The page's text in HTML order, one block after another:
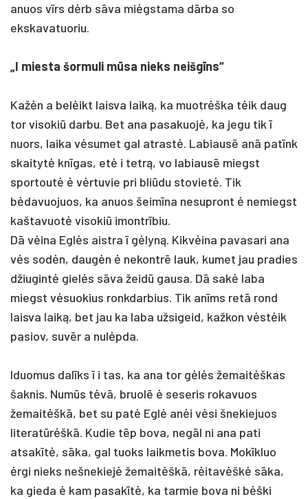
anuos vīrs dėrb sāva miėgstama dārba so
ekskavatuoriu.
„I miesta šormuli mūsa nieks neišgīns“
Kažėn a belėikt laisva laiką, ka muotrėška tėik daug
tor visokiū darbu. Bet ana pasakuojė, ka jegu tik ī
nuors, laika vėsumet gal atrastė. Labiausē anā patīnk
skaitytė knīgas, etė i tetrą, vo labiausē miegst
sportoutė ė vėrtuvie pri bliūdu stovietė. Tik
bėdavuojuos, ka anuos šeimīna nesupront ė nemiegst
kaštavuotė visokiū imontrībiu.
Dā vėina Eglės aistra ī gėlyną. Kikvėina pavasari ana
vės sodėn, daugėn ė nekontrē lauk, kumet jau pradies
džiugintė gielės sāva žeidū gausa. Dā sakė laba
miegst vėsuokius ronkdarbius. Tik anīms retā rond
laisva laiką, bet jau ka laba užsigeid, kažkon vėstėik
pasiov, suvēr a nulėpda.
Iduomus dalīks ī i tas, ka ana tor gėlės žemaitėškas
šaknis. Numūs tėvā, bruolē ė seseris rokavuos
žemaitėškā, bet su patė Eglė anėi vėsi šnekiejuos
literatūrėškā. Kudie tēp bova, negāl ni ana pati
atsakītė, sāka, gal tuoks laikmetis bova. Mokīkluo
ėrgi nieks nešnekiejė žemaitėškā, rėitavėškė sāka,
ka gieda ė kam pasakītė, ka tarmie bova ni bėški